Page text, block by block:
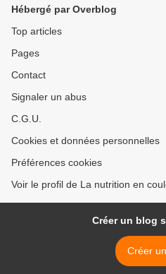
Hébergé par Overblog
Top articles
Pages
Contact
Signaler un abus
C.G.U.
Cookies et données personnelles
Préférences cookies
Voir le profil de La nutrition en
Créer un blog
Créer